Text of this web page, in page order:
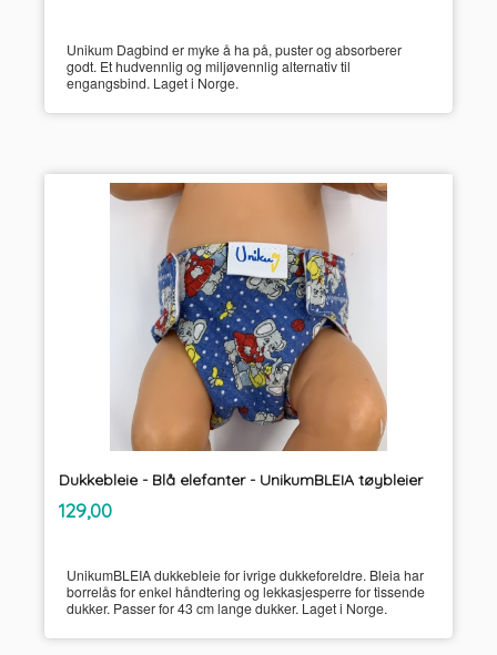
Unikum Dagbind er myke å ha på, puster og absorberer
godt. Et hudvennlig og miljøvennlig alternativ til
engangsbind. Laget i Norge.
Dukkebleie - Blå elefanter - UnikumBLEIA tøybleier
Pris
129,00mva.
UnikumBLEIA dukkebleie for ivrige dukkeforeldre. Bleia har
borrelås for enkel håndtering og lekkasjesperre for tissende
dukker. Passer for 43 cm lange dukker. Laget i Norge.